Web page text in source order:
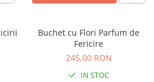
Buchet cu Flori Parfum de
Fericire
245,00 RON
IN STOC